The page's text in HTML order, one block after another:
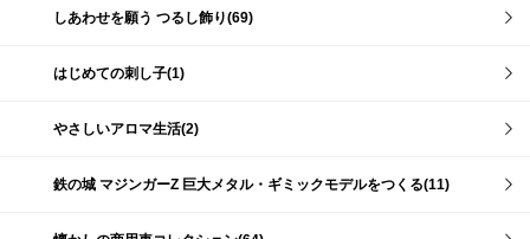
しあわせを願う つるし飾り(69)
はじめての刺し子(1)
やさしいアロマ生活(2)
鉄の城 マジンガーZ 巨大メタル・ギミックモデルをつくる(11)